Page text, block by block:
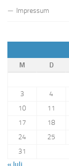
Impressum
M
D
3
4
10
11
17
18
24
25
31